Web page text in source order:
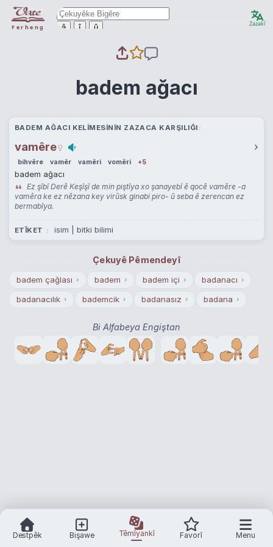
Ferheng ê î û Zazakî
badem ağacı
BADEM AĞACI KELIMESININ ZAZACA KARŞILIĞI
vamêre ›
bihvêre vamêr vamêri vomêri +5
badem ağacı
Ez şîbî Derê Keşîşî de min piştîya xo şanayebî ê qocê vamêre -a
vamêra ke ez nêzana key virûsk ginabi piro- û seba ê zerencan ez
bermabîya.
ETÎKET isim | bitki bilimi
Çekuyê Pêmendeyî
badem çağlası › badem › badem içi › badanacı ›
badanacılık › bademcik › badanasız › badana ›
Bi Alfabeya Engiştan
Destpêk Bişawe Têmîyankî Favorî Menu